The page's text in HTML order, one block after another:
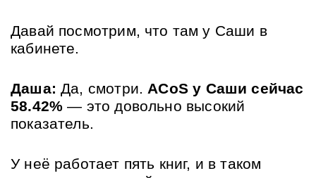
Давай посмотрим, что там у Саши в
кабинете.
Даша: Да, смотри. ACoS у Саши сейчас
58.42% — это довольно высокий
показатель.
У неё работает пять книг, и в таком